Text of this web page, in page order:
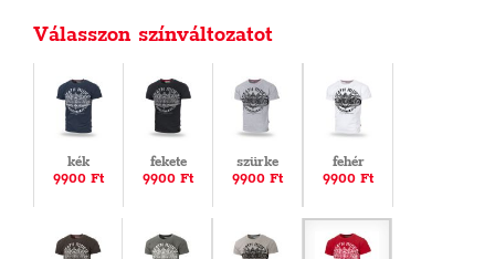
Válasszon színváltozatot
kék
9900 Ft
fekete
9900 Ft
szürke
9900 Ft
fehér
9900 Ft